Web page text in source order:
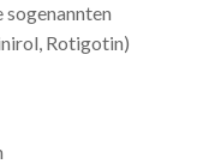
Rotigotin)